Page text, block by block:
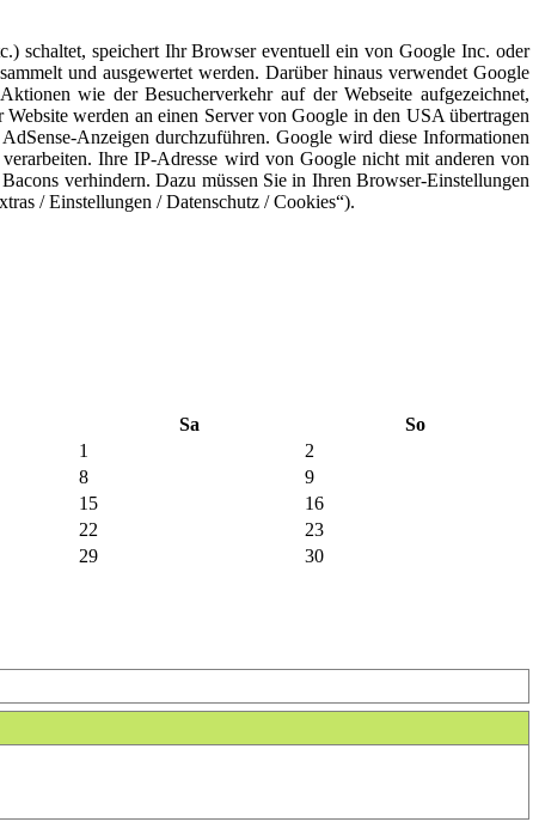
schaltet, speichert Ihr Browser eventuell ein von Google Inc. oder
und ausgewertet werden. Darüber hinaus verwendet Google
wie der Besucherverkehr auf der Webseite aufgezeichnet,
werden an einen Server von Google in den USA übertragen
Anzeigen durchzuführen. Google wird diese Informationen
Ihre IP-Adresse wird von Google nicht mit anderen von
verhindern. Dazu müssen Sie in Ihren Browser-Einstellungen
/ Einstellungen / Datenschutz / Cookies“).
Sa
So
1
2
8
9
15
16
22
23
29
30